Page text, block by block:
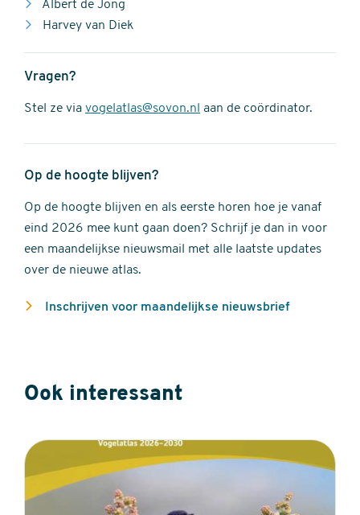
Albert de Jong
Harvey van Diek
Vragen?
Stel ze via vogelatlas@sovon.nl aan de coördinator.
Op de hoogte blijven?
Op de hoogte blijven en als eerste horen hoe je vanaf
eind 2026 mee kunt gaan doen? Schrijf je dan in voor
een maandelijkse nieuwsmail met alle laatste updates
over de nieuwe atlas.
Inschrijven voor maandelijkse nieuwsbrief
Ook interessant